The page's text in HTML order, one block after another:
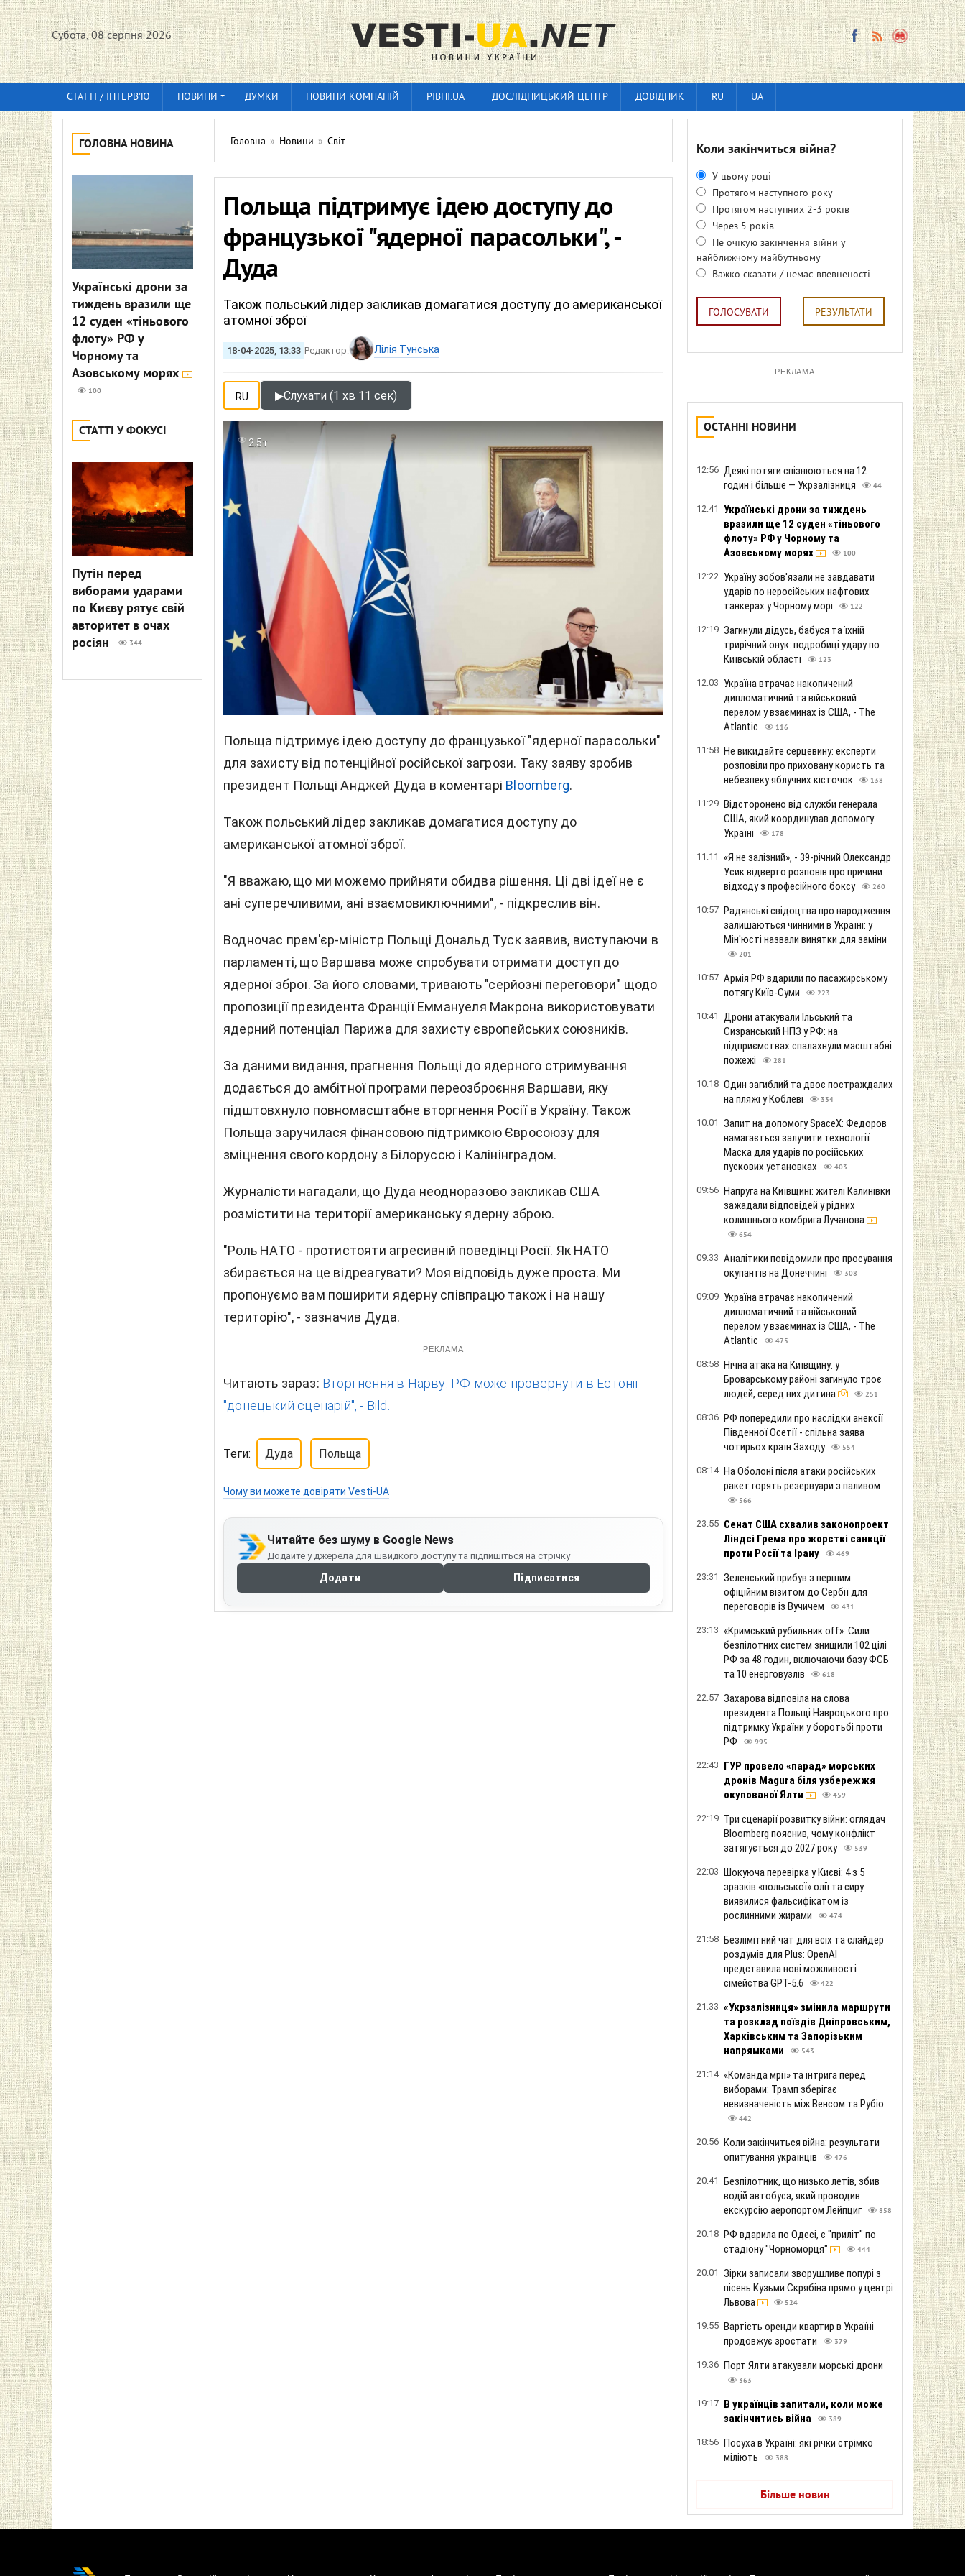
Субота, 08 серпня 2026
СТАТТІ / ІНТЕРВ'Ю НОВИНИ ДУМКИ НОВИНИ КОМПАНІЙ РІВНІ.UA ДОСЛІДНИЦЬКИЙ ЦЕНТР ДОВІДНИК RU UA
ГОЛОВНА НОВИНА
Українські дрони за
тиждень вразили ще
12 суден «тіньового
флоту» РФ у
Чорному та
Азовському морях
100
СТАТТІ У ФОКУСІ
Путін перед
виборами ударами
по Києву рятує свій
авторитет в очах
росіян
344
Головна » Новини » Світ
Польща підтримує ідею доступу до
французької "ядерної парасольки", -
Дуда
Також польський лідер закликав домагатися доступу до американської
атомної зброї
18-04-2025, 13:33 Редактор: Лілія Тунська
RU ▶Слухати (1 хв 11 сек)
2.5т
Польща підтримує ідею доступу до французької "ядерної парасольки"
для захисту від потенційної російської загрози. Таку заяву зробив
президент Польщі Анджей Дуда в коментарі Bloomberg.
Також польський лідер закликав домагатися доступу до
американської атомної зброї.
"Я вважаю, що ми можемо прийняти обидва рішення. Ці дві ідеї не є
ані суперечливими, ані взаємовиключними", - підкреслив він.
Водночас прем'єр-міністр Польщі Дональд Туск заявив, виступаючи в
парламенті, що Варшава може спробувати отримати доступ до
ядерної зброї. За його словами, тривають "серйозні переговори" щодо
пропозиції президента Франції Еммануеля Макрона використовувати
ядерний потенціал Парижа для захисту європейських союзників.
За даними видання, прагнення Польщі до ядерного стримування
додається до амбітної програми переозброєння Варшави, яку
підштовхнуло повномасштабне вторгнення Росії в Україну. Також
Польща заручилася фінансовою підтримкою Євросоюзу для
зміцнення свого кордону з Білоруссю і Калінінградом.
Журналісти нагадали, що Дуда неодноразово закликав США
розмістити на території американську ядерну зброю.
"Роль НАТО - протистояти агресивній поведінці Росії. Як НАТО
збирається на це відреагувати? Моя відповідь дуже проста. Ми
пропонуємо вам поширити ядерну співпрацю також і на нашу
територію", - зазначив Дуда.
РЕКЛАМА
Читають зараз: Вторгнення в Нарву: РФ може провернути в Естонії
"донецький сценарій", - Bild.
Теги: Дуда Польща
Чому ви можете довіряти Vesti-UA
Читайте без шуму в Google News
Додайте у джерела для швидкого доступу та підпишіться на стрічку
Додати Підписатися
Коли закінчиться війна?
У цьому році
Протягом наступного року
Протягом наступних 2-3 років
Через 5 років
Не очікую закінчення війни у
найближчому майбутньому
Важко сказати / немає впевненості
ГОЛОСУВАТИ РЕЗУЛЬТАТИ
РЕКЛАМА
ОСТАННІ НОВИНИ
12:56 Деякі потяги спізнюються на 12
годин і більше — Укрзалізниця
44
12:41 Українські дрони за тиждень
вразили ще 12 суден «тіньового
флоту» РФ у Чорному та
Азовському морях
100
12:22 Україну зобов'язали не завдавати
ударів по неросійських нафтових
танкерах у Чорному морі
122
12:19 Загинули дідусь, бабуся та їхній
трирічний онук: подробиці удару по
Київській області
123
12:03 Україна втрачає накопичений
дипломатичний та військовий
перелом у взаєминах із США, - The
Atlantic
116
11:58 Не викидайте серцевину: експерти
розповіли про приховану користь та
небезпеку яблучних кісточок
138
11:29 Відсторонено від служби генерала
США, який координував допомогу
Україні
178
11:11
«Я не залізний», - 39-річний Олександр
Усик відверто розповів про причини
відходу з професійного боксу
260
10:57 Радянські свідоцтва про народження
залишаються чинними в Україні: у
Мін'юсті назвали винятки для заміни
201
10:57 Армія РФ вдарили по пасажирському
потягу Київ-Суми
223
10:41 Дрони атакували Ільський та
Сизранський НПЗ у РФ: на
підприємствах спалахнули масштабні
пожежі
281
10:18 Один загиблий та двоє постраждалих
на пляжі у Коблеві
334
10:01 Запит на допомогу SpaceX: Федоров
намагається залучити технології
Маска для ударів по російських
пускових установках
403
09:56 Напруга на Київщині: жителі Калинівки
зажадали відповідей у ​​рідних
колишнього комбрига Лучанова
654
09:33 Аналітики повідомили про просування
окупантів на Донеччині
308
09:09 Україна втрачає накопичений
дипломатичний та військовий
перелом у взаєминах із США, - The
Atlantic
475
08:58 Нічна атака на Київщину: у
Броварському районі загинуло троє
людей, серед них дитина
251
08:36 РФ попередили про наслідки анексії
Південної Осетії - спільна заява
чотирьох країн Заходу
554
08:14 На Оболоні після атаки російських
ракет горять резервуари з паливом
566
23:55 Сенат США схвалив законопроект
Ліндсі Грема про жорсткі санкції
проти Росії та Ірану
469
23:31 Зеленський прибув з першим
офіційним візитом до Сербії для
переговорів із Вучичем
431
23:13 «Кримський рубильник off»: Сили
безпілотних систем знищили 102 цілі
РФ за 48 годин, включаючи базу ФСБ
та 10 енерговузлів
618
22:57 Захарова відповіла на слова
президента Польщі Навроцького про
підтримку України у боротьбі проти
РФ
995
22:43 ГУР провело «парад» морських
дронів Magura біля узбережжя
окупованої Ялти
459
22:19 Три сценарії розвитку війни: оглядач
Bloomberg пояснив, чому конфлікт
затягується до 2027 року
539
22:03 Шокуюча перевірка у Києві: 4 з 5
зразків «польської» олії та сиру
виявилися фальсифікатом із
рослинними жирами
474
21:58 Безлімітний чат для всіх та слайдер
роздумів для Plus: OpenAI
представила нові можливості
сімейства GPT-5.6
422
21:33 «Укрзалізниця» змінила маршрути
та розклад поїздів Дніпровським,
Харківським та Запорізьким
напрямками
543
21:14 «Команда мрії» та інтрига перед
виборами: Трамп зберігає
невизначеність між Венсом та Рубіо
442
20:56 Коли закінчиться війна: результати
опитування українців
476
20:41 Безпілотник, що низько летів, збив
водій автобуса, який проводив
екскурсію аеропортом Лейпциг
858
20:18 РФ вдарила по Одесі, є "приліт" по
стадіону "Чорноморця"
444
20:01 Зірки записали зворушливе попурі з
пісень Кузьми Скрябіна прямо у центрі
Львова
524
19:55 Вартість оренди квартир в Україні
продовжує зростати
379
19:36 Порт Ялти атакували морські дрони
363
19:17 В українців запитали, коли може
закінчитись війна
389
18:56 Посуха в Україні: які річки стрімко
міліють
388
Більше новин